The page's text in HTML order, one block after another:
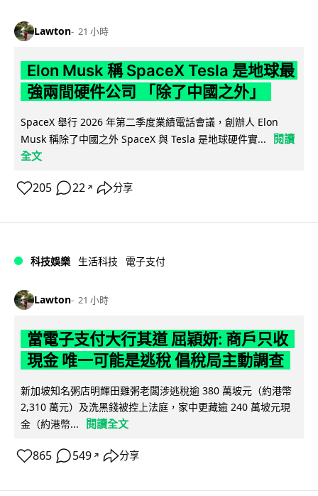
Lawton 21 小時
Elon Musk 稱 SpaceX Tesla 是地球最
強兩間硬件公司 「除了中國之外」
SpaceX 舉行 2026 年第二季度業績電話會議，創辦人 Elon
Musk 稱除了中國之外 SpaceX 與 Tesla 是地球硬件實...
閱讀
全文
205 22 ↗ 分享
科技娛樂 生活科技 電子支付
Lawton 21 小時
當電子支付大行其道 屈穎妍: 商戶只收
現金 唯一可能是逃稅 倡稅局主動調查
新加坡知名粥店明輝田雞粥老闆涉逃稅逾 380 萬坡元（約港幣
2,310 萬元）及洗黑錢被控上法庭，家中更藏逾 240 萬坡元現
金（約港幣...
閱讀全文
865 549 ↗ 分享